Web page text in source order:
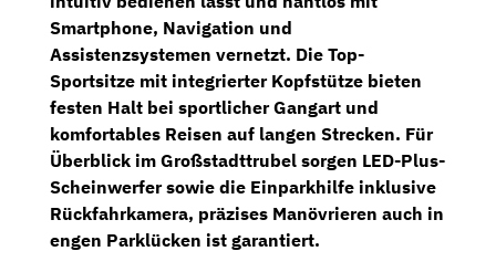
Smartphone, Navigation und
Assistenzsystemen vernetzt. Die Top-
Sportsitze mit integrierter Kopfstütze bieten
festen Halt bei sportlicher Gangart und
komfortables Reisen auf langen Strecken. Für
Überblick im Großstadttrubel sorgen LED-Plus-
Scheinwerfersowie die Einparkhilfe inklusive
Rückfahrkamera, präzises Manövrieren auch in
engen Parklücken ist garantiert.